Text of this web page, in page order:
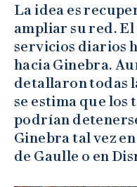
La idea es
ampliar su red.
servicios diarios
hacia Ginebra.
detallaron todas
se estima que
podrían
Ginebra tal vez
de Gaulle o en